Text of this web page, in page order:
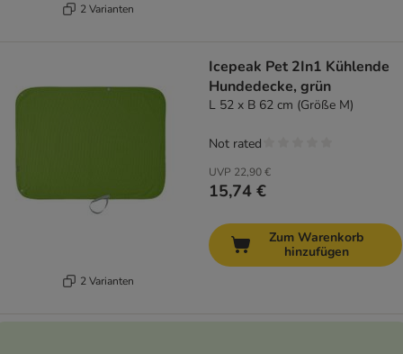
2 Varianten
2 Varianten
Icepeak Pet 2In1 Kühlende
Hundedecke, grün
L 52 x B 62 cm (Größe M)
UVP 22,90 €
15,74 €
Not rated
Zum Warenkorb
hinzufügen